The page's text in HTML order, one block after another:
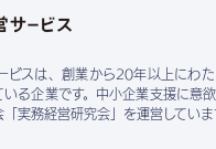
ビスは、創業から20年以上にわ
いる企業です。中小企業支援に意
実務経営研究会」を運営していま